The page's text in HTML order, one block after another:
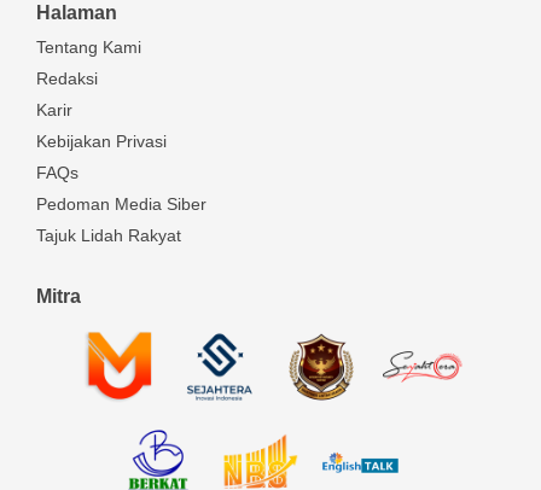
Halaman
Tentang Kami
Redaksi
Karir
Kebijakan Privasi
FAQs
Pedoman Media Siber
Tajuk Lidah Rakyat
Mitra